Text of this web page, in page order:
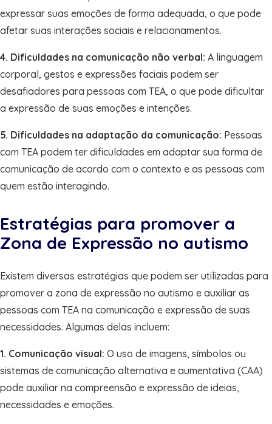
expressar suas emoções de forma adequada, o que pode
afetar suas interações sociais e relacionamentos.
4. Dificuldades na comunicação não verbal: A linguagem
corporal, gestos e expressões faciais podem ser
desafiadores para pessoas com TEA, o que pode dificultar
a expressão de suas emoções e intenções.
5. Dificuldades na adaptação da comunicação: Pessoas
com TEA podem ter dificuldades em adaptar sua forma de
comunicação de acordo com o contexto e as pessoas com
quem estão interagindo.
Estratégias para promover a
Zona de Expressão no autismo
Existem diversas estratégias que podem ser utilizadas para
promover a zona de expressão no autismo e auxiliar as
pessoas com TEA na comunicação e expressão de suas
necessidades. Algumas delas incluem:
1. Comunicação visual: O uso de imagens, símbolos ou
sistemas de comunicação alternativa e aumentativa (CAA)
pode auxiliar na compreensão e expressão de ideias,
necessidades e emoções.